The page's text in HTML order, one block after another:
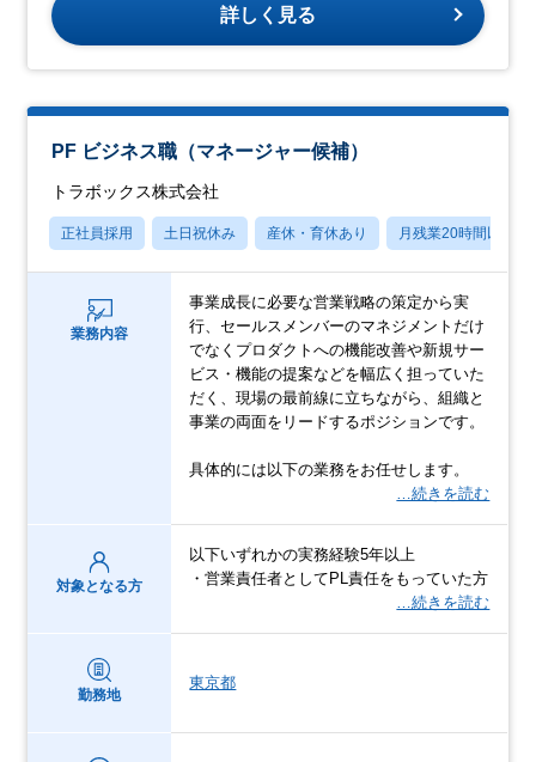
詳しく見る
PF ビジネス職（マネージャー候補）
トラボックス株式会社
正社員採用 土日祝休み 産休・育休あり 月残業20時間以内
業務内容
事業成長に必要な営業戦略の策定から実
行、セールスメンバーのマネジメントだけ
でなくプロダクトへの機能改善や新規サー
ビス・機能の提案などを幅広く担っていた
だく、現場の最前線に立ちながら、組織と
事業の両面をリードするポジションです。
具体的には以下の業務をお任せします。
…続きを読む
対象となる方
以下いずれかの実務経験5年以上
・営業責任者としてPL責任をもっていた方
…続きを読む
勤務地
東京都